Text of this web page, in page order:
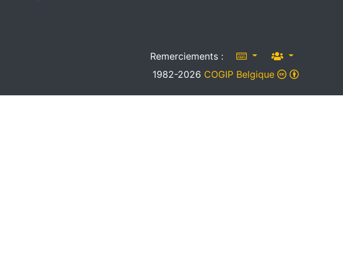
Remerciements :
1982-2026 COGIP Belgique